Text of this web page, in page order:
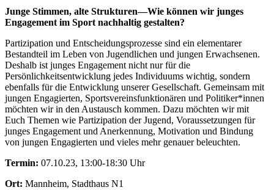
Junge Stimmen, alte Strukturen—Wie können wir junges
Engagement im Sport nachhaltig gestalten?
Partizipation und Entscheidungsprozesse sind ein elementarer
Bestandteil im Leben von Jugendlichen und jungen Erwachsenen.
Deshalb ist junges Engagement nicht nur für die
Persönlichkeitsentwicklung jedes Individuums wichtig, sondern
ebenfalls für die Entwicklung unserer Gesellschaft. Gemeinsam mit
jungen Engagierten, Sportsvereinsfunktionären und Politiker*innen
möchten wir in den Austausch kommen. Dazu möchten wir mit
Euch Themen wie Partizipation der Jugend, Voraussetzungen für
junges Engagement und Anerkennung, Motivation und Bindung
von jungen Engagierten und vieles mehr genauer beleuchten.
Termin: 07.10.23, 13:00-18:30 Uhr
Ort: Mannheim, Stadthaus N1